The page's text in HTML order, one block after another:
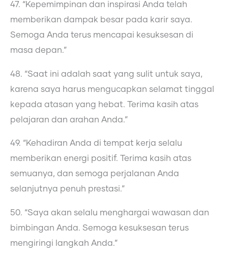
47. “Kepemimpinan dan inspirasi Anda telah
memberikan dampak besar pada karir saya.
Semoga Anda terus mencapai kesuksesan di
masa depan.”
48. “Saat ini adalah saat yang sulit untuk saya,
karena saya harus mengucapkan selamat tinggal
kepada atasan yang hebat. Terima kasih atas
pelajaran dan arahan Anda.”
49. “Kehadiran Anda di tempat kerja selalu
memberikan energi positif. Terima kasih atas
semuanya, dan semoga perjalanan Anda
selanjutnya penuh prestasi.”
50. “Saya akan selalu menghargai wawasan dan
bimbingan Anda. Semoga kesuksesan terus
mengiringi langkah Anda.”